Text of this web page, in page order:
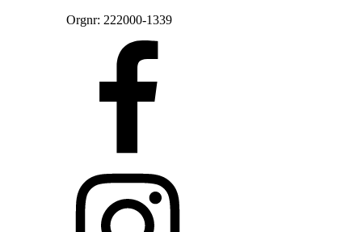
Orgnr: 222000-1339